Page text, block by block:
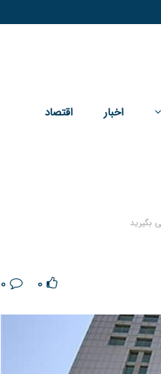
اخبار اقتصاد
بگیرید
0